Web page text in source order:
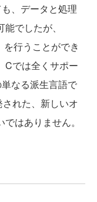
、データと処理
でしたが、
行うことができ
Cでは全くサポー
なる派生言語で
れた、新しいオ
はありません。